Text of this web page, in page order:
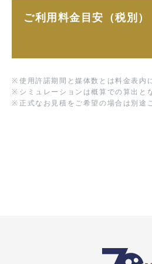
ご利用料金目安（税別）
※ 使用許諾期間と媒体数とは料金表内
※ シミュレーションは概算での算出と
※ 正式なお見積をご希望の場合は別途